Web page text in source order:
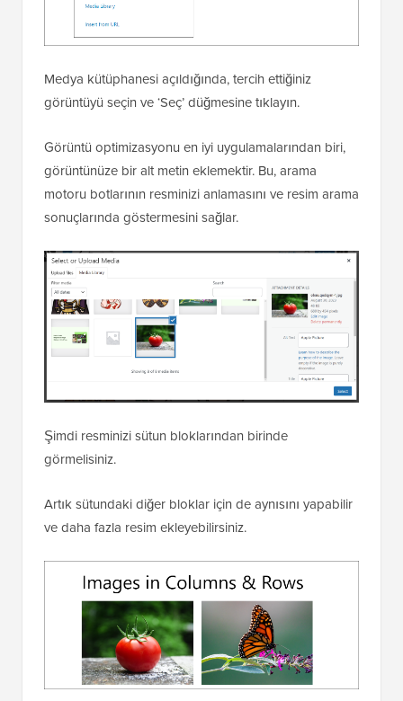
Medya kütüphanesi açıldığında, tercih ettiğiniz
görüntüyü seçin ve ‘Seç’ düğmesine tıklayın.
Görüntü optimizasyonu en iyi uygulamalarından biri,
görüntünüze bir alt metin eklemektir. Bu, arama
motoru botlarının resminizi anlamasını ve resim arama
sonuçlarında göstermesini sağlar.
Şimdi resminizi sütun bloklarından birinde
görmelisiniz.
Artık sütundaki diğer bloklar için de aynısını yapabilir
ve daha fazla resim ekleyebilirsiniz.